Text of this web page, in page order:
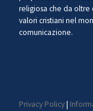
religiosa che da
valori cristiani nel
comunicazione.
Privacy Policy|